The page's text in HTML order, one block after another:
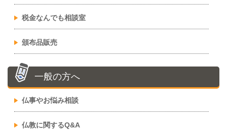
税金なんでも相談室
頒布品販売
一般の方へ
仏事やお悩み相談
仏教に関するQ&A